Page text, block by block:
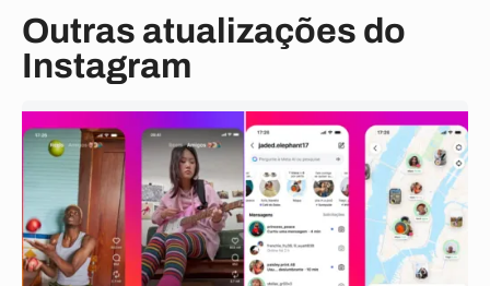
Outras atualizações do
Instagram